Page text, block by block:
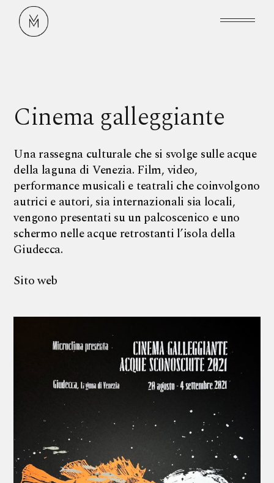
Cinema galleggiante
Una rassegna culturale che si svolge sulle acque
della laguna di Venezia. Film, video,
performance musicali e teatrali che coinvolgono
autrici e autori, sia internazionali sia locali,
vengono presentati su un palcoscenico e uno
schermo nelle acque retrostanti l’isola della
Giudecca.
Sito web